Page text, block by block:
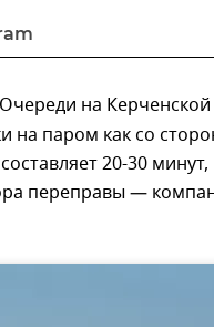
на Керченской
на паром как со
20-30 минут,
переправы —